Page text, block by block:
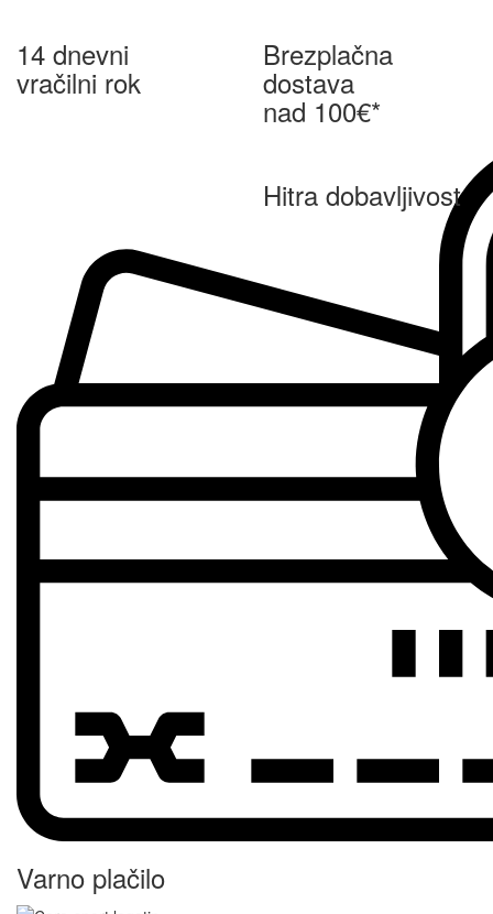
14 dnevni
vračilni rok
Brezplačna
dostava
nad 100€*
Varno plačilo
Hitra dobavljivost